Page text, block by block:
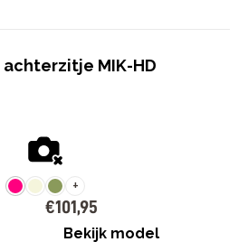
achterzitje MIK-HD
+
€101 ,95
Bekijk model